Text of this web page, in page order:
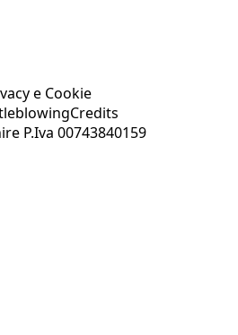
e Cookie
Credits
P.Iva 00743840159